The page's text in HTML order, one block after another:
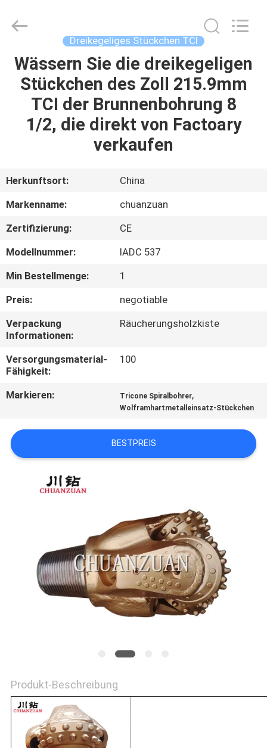
HAUS
PRODUKTE
FABRIK-
QUALITÄTSKONTROLLE
TRETEN
SIE
MIT
UNS
IN
VERBINDUNG
FORDERN
SIE
ZITAT
NACHRICHTEN
Copyright
tcitriconebit.com.
Reserved.
Dreikegeliges Stückchen TCI
Wässern Sie die dreikegeligen
Stückchen des Zoll 215.9mm
TCI der Brunnenbohrung 8
1/2, die direkt von Factoary
verkaufen
Herkunftsort:
China
Markenname:
chuanzuan
Zertifizierung:
CE
Modellnummer:
IADC 537
Min Bestellmenge:
1
Preis:
negotiable
Verpackung
Informationen:
Räucherungsholzkiste
Versorgungsmaterial-
Fähigkeit:
100
Markieren: Tricone Spiralbohrer,
Wolframhartmetalleinsatz-Stückchen
BESTPREIS
Produkt-Beschreibung